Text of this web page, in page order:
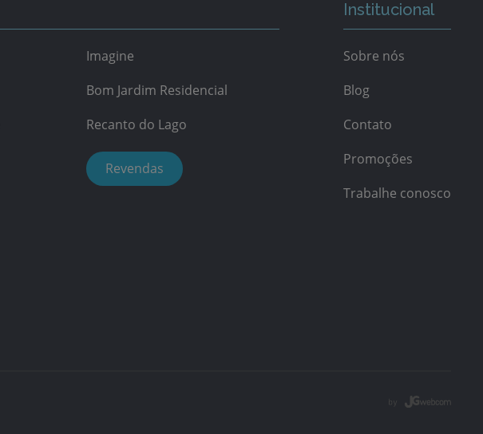
Imagine
Bom Jardim Residencial
Recanto do Lago
Revendas
Institucional
Sobre nós
Blog
Contato
Promoções
Trabalhe conosco